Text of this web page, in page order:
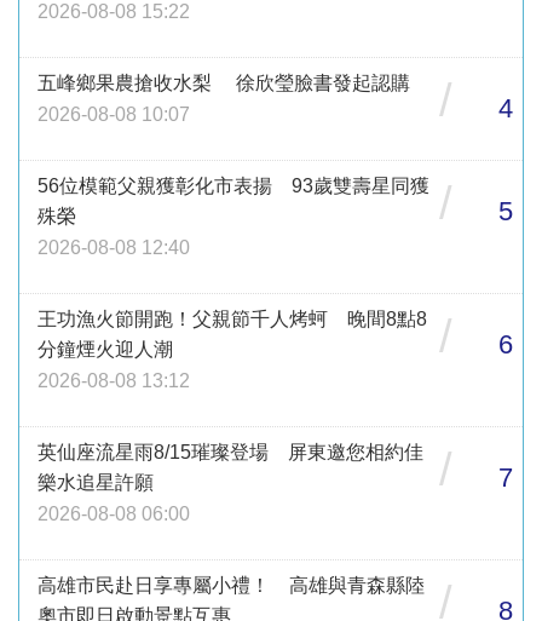
2026-08-08 15:22
五峰鄉果農搶收水梨 徐欣瑩臉書發起認購
2026-08-08 10:07
/ 4
56位模範父親獲彰化市表揚 93歲雙壽星同獲
殊榮
2026-08-08 12:40
/ 5
王功漁火節開跑！父親節千人烤蚵 晚間8點8
分鐘煙火迎人潮
2026-08-08 13:12
/ 6
英仙座流星雨8/15璀璨登場 屏東邀您相約佳
樂水追星許願
2026-08-08 06:00
/ 7
高雄市民赴日享專屬小禮！ 高雄與青森縣陸
奧市即日啟動景點互惠
/ 8